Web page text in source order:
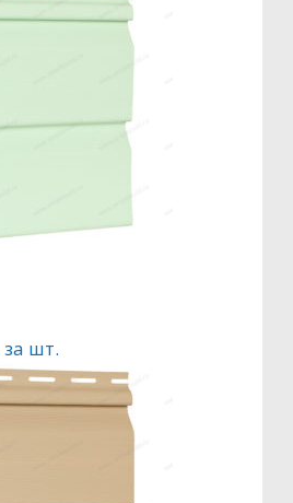
за шт.